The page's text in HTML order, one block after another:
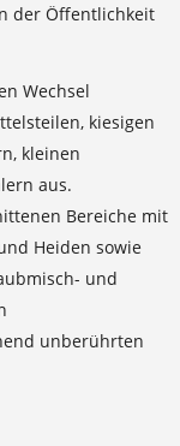
der Öffentlichkeit
Wechsel
kiesigen
kleinen
aus.
Bereiche mit
Heiden sowie
und
unberührten